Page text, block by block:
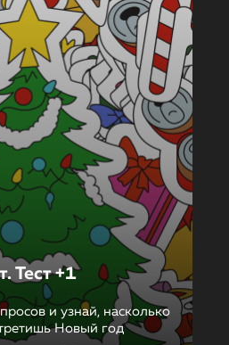
Тест +1
и узнай, насколько
Новый год